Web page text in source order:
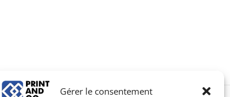
Gérer le consentement